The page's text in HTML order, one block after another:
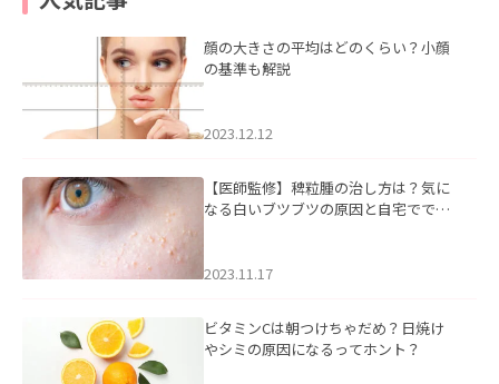
顔の大きさの平均はどのくらい？小顔
の基準も解説
2023.12.12
【医師監修】稗粒腫の治し方は？気に
なる白いブツブツの原因と自宅ででき
2023.11.17
ビタミンCは朝つけちゃだめ？日焼け
やシミの原因になるってホント？